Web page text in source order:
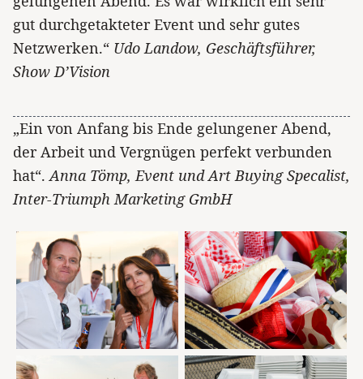
gut durchgetakteter Event und sehr gutes
Netzwerken.“ Udo Landow, Geschäftsführer,
Show D’Vision
„Ein von Anfang bis Ende gelungener Abend,
der Arbeit und Vergnügen perfekt verbunden
hat“. Anna Tömp, Event und Art Buying Specalist,
Inter-Triumph Marketing GmbH